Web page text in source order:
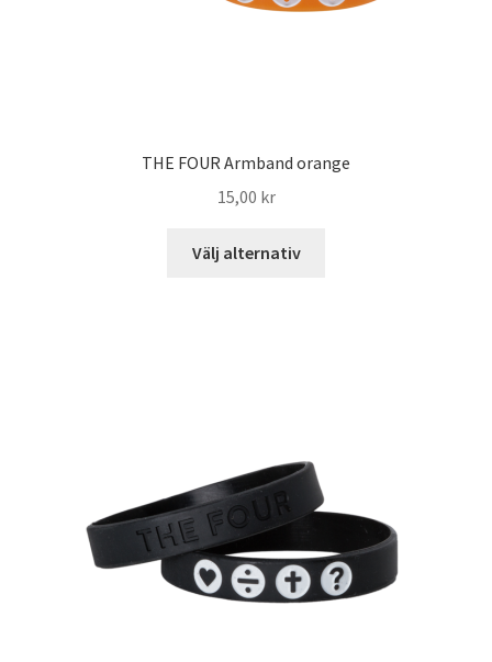
THE FOUR Armband orange
15,00 kr
Välj alternativ